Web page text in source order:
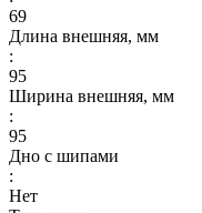
69
Длина внешняя, мм
:
95
Ширина внешняя, мм
:
95
Дно с шипами
:
Нет